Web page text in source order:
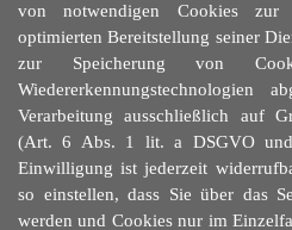
von notwendigen Cookies zur
optimierten Bereitstellung seiner
zur Speicherung von
Wiedererkennungstechnologien
Verarbeitung ausschließlich auf
(Art. 6 Abs. 1 lit. a DSGVO
Einwilligung ist jederzeit
so einstellen, dass Sie über das
werden und Cookies nur im